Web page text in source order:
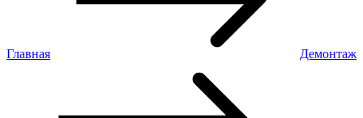
Главная Демонтаж